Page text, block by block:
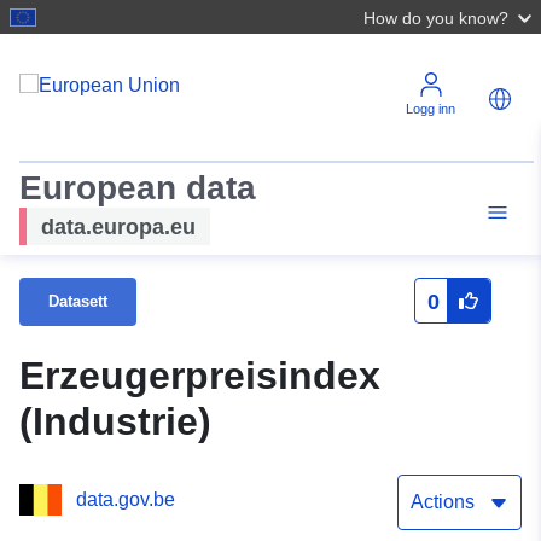
How do you know?
Logg inn
European data
data.europa.eu
Datasett 0
Erzeugerpreisindex
(Industrie)
data.gov.be Actions